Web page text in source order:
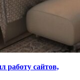
работу сайтов,